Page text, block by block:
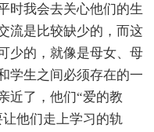
时我会去关心他们的生
流是比较缺少的，而这
少的，就像是母女、母
学生之间必须存在的一
近了，他们“爱的教
他们走上学习的轨